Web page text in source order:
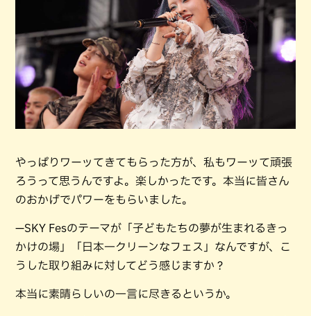
やっぱりワーッてきてもらった方が、私もワーッて頑張
ろうって思うんですよ。楽しかったです。本当に皆さん
のおかげでパワーをもらいました。
—SKY Fesのテーマが「子どもたちの夢が生まれるきっ
かけの場」「日本一クリーンなフェス」なんですが、こ
うした取り組みに対してどう感じますか？
本当に素晴らしいの一言に尽きるというか。